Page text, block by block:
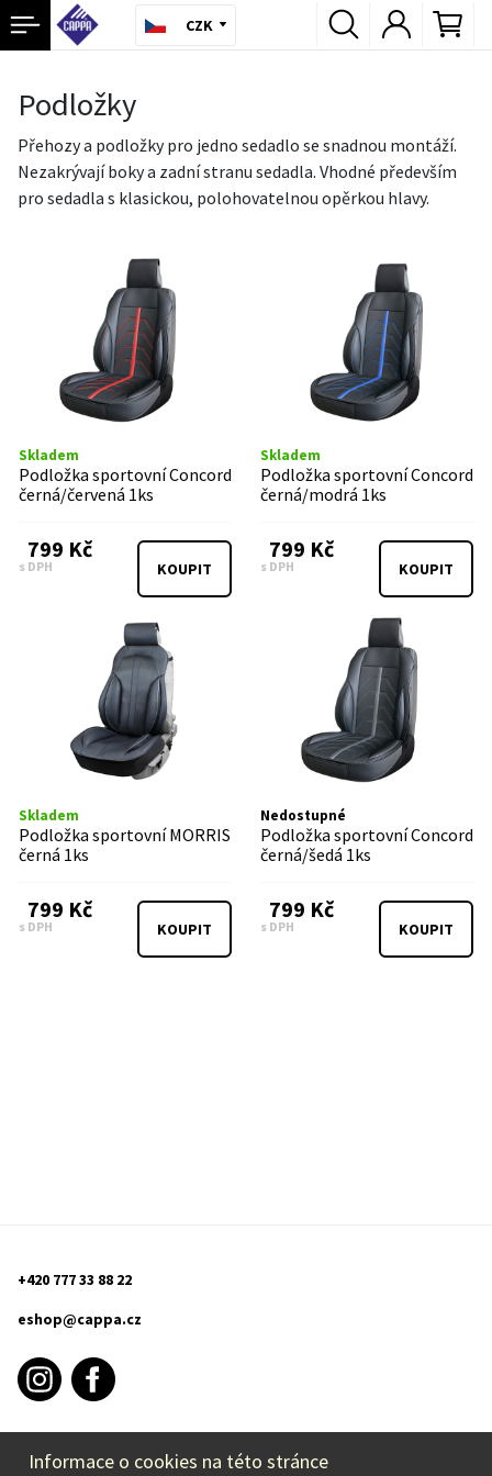
CZK
Podložky
Přehozy a podložky pro jedno sedadlo se snadnou montáží.
Nezakrývají boky a zadní stranu sedadla. Vhodné především
pro sedadla s klasickou, polohovatelnou opěrkou hlavy.
Skladem
Podložka sportovní Concord
černá/červená 1ks
799 Kč
s DPH KOUPIT
Skladem
Podložka sportovní Concord
černá/modrá 1ks
799 Kč
s DPH KOUPIT
Skladem
Podložka sportovní MORRIS
černá 1ks
799 Kč
s DPH KOUPIT
Nedostupné
Podložka sportovní Concord
černá/šedá 1ks
799 Kč
s DPH KOUPIT
+420 777 33 88 22
eshop@cappa.cz
Informace o cookies na této stránce